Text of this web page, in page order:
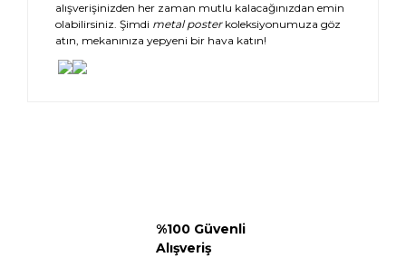
alışverişinizden her zaman mutlu kalacağınızdan emin
olabilirsiniz. Şimdi metal posterkoleksiyonumuza göz
atın, mekanınıza yepyeni bir hava katın!
%100 Güvenli
Alışveriş